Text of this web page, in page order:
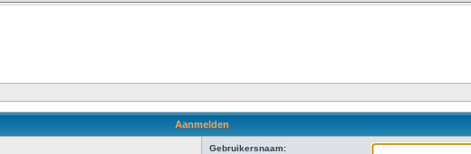
Aanmelden
Gebruikersnaam: